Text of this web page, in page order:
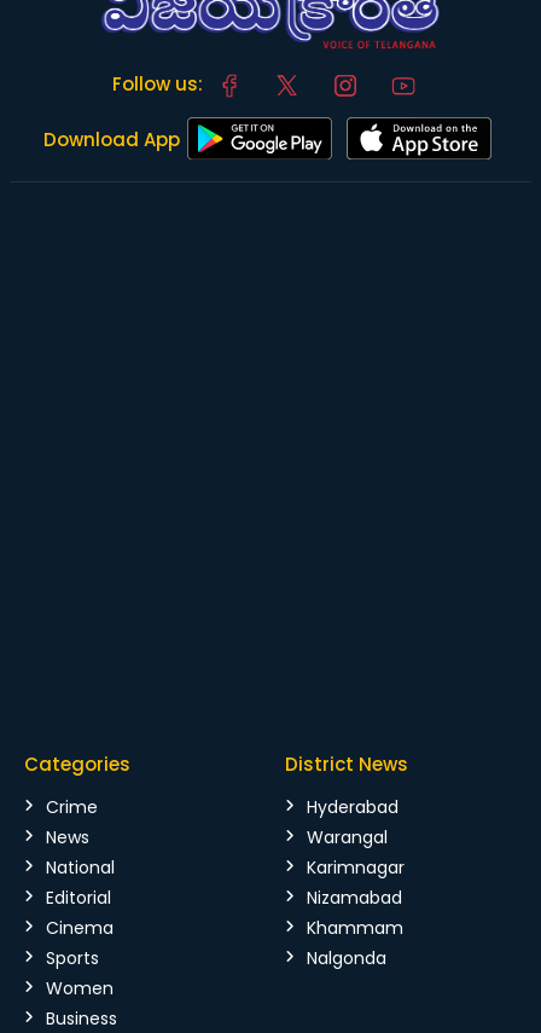
Follow us:
Download App
Categories
Crime
News
National
Editorial
Cinema
Sports
Women
Business
District News
Hyderabad
Warangal
Karimnagar
Nizamabad
Khammam
Nalgonda